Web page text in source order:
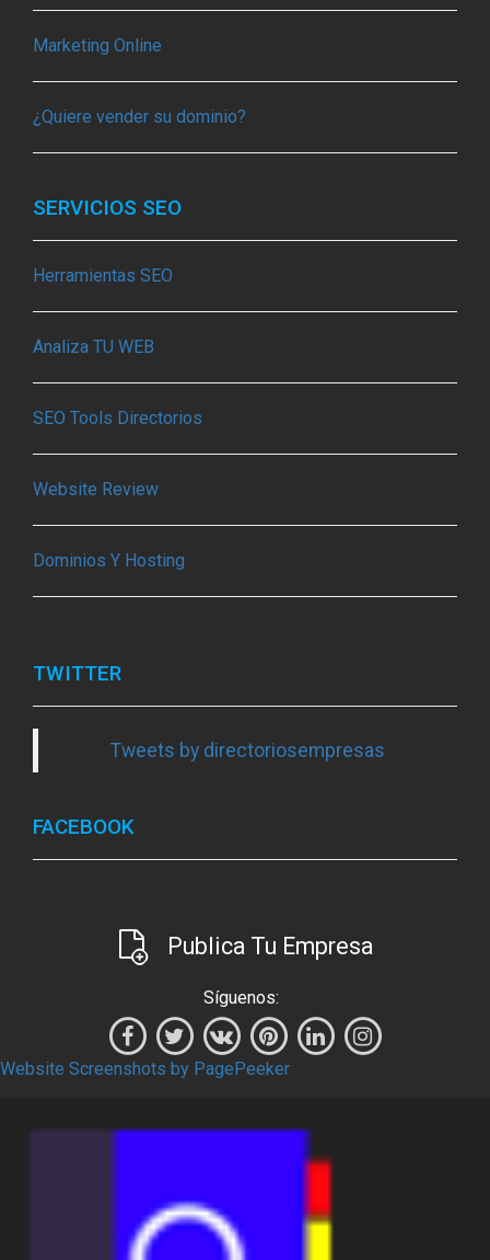
Marketing Online
¿Quiere vender su dominio?
SERVICIOS SEO
Herramientas SEO
Analiza TU WEB
SEO Tools Directorios
Website Review
Dominios Y Hosting
TWITTER
Tweets by directoriosempresas
FACEBOOK
Publica Tu Empresa
Síguenos:
Website Screenshots by PagePeeker